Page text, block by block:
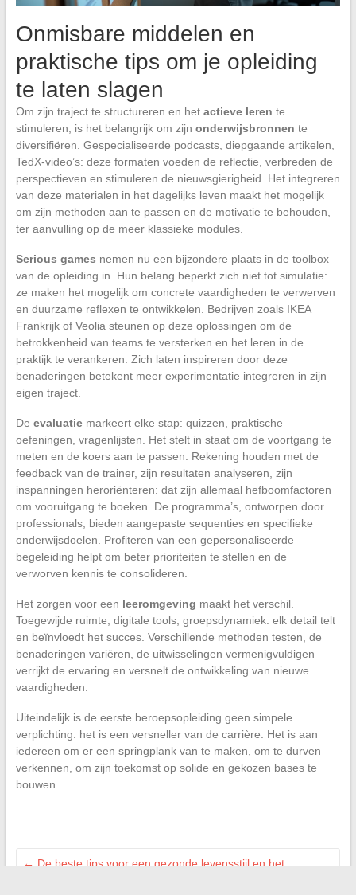
Onmisbare middelen en
praktische tips om je opleiding
te laten slagen
Om zijn traject te structureren en het actieve leren te
stimuleren, is het belangrijk om zijn onderwijsbronnen te
diversifiëren. Gespecialiseerde podcasts, diepgaande artikelen,
TedX-video’s: deze formaten voeden de reflectie, verbreden de
perspectieven en stimuleren de nieuwsgierigheid. Het integreren
van deze materialen in het dagelijks leven maakt het mogelijk
om zijn methoden aan te passen en de motivatie te behouden,
ter aanvulling op de meer klassieke modules.
Serious games nemen nu een bijzondere plaats in de toolbox
van de opleiding in. Hun belang beperkt zich niet tot simulatie:
ze maken het mogelijk om concrete vaardigheden te verwerven
en duurzame reflexen te ontwikkelen. Bedrijven zoals IKEA
Frankrijk of Veolia steunen op deze oplossingen om de
betrokkenheid van teams te versterken en het leren in de
praktijk te verankeren. Zich laten inspireren door deze
benaderingen betekent meer experimentatie integreren in zijn
eigen traject.
De evaluatiemarkeert elke stap: quizzen, praktische
oefeningen, vragenlijsten. Het stelt in staat om de voortgang te
meten en de koers aan te passen. Rekening houden met de
feedback van de trainer, zijn resultaten analyseren, zijn
inspanningen heroriënteren: dat zijn allemaal hefboomfactoren
om vooruitgang te boeken. De programma’s, ontworpen door
professionals, bieden aangepaste sequenties en specifieke
onderwijsdoelen. Profiteren van een gepersonaliseerde
begeleiding helpt om beter prioriteiten te stellen en de
verworven kennis te consolideren.
Het zorgen voor een leeromgeving maakt het verschil.
Toegewijde ruimte, digitale tools, groepsdynamiek: elk detail telt
en beïnvloedt het succes. Verschillende methoden testen, de
benaderingen variëren, de uitwisselingen vermenigvuldigen
verrijkt de ervaring en versnelt de ontwikkeling van nieuwe
vaardigheden.
Uiteindelijk is de eerste beroepsopleiding geen simpele
verplichting: het is een versneller van de carrière. Het is aan
iedereen om er een springplank van te maken, om te durven
verkennen, om zijn toekomst op solide en gekozen bases te
bouwen.
← De beste tips voor een gezonde levensstijl en het